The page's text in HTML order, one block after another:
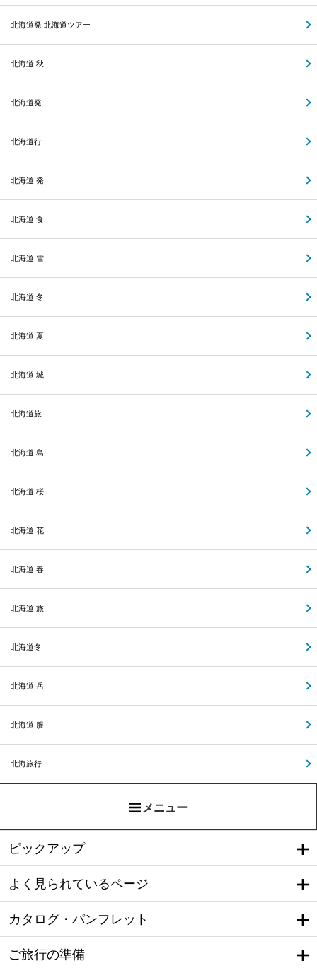
北海道発 北海道ツアー
北海道 秋
北海道発
北海道行
北海道 発
北海道 食
北海道 雪
北海道 冬
北海道 夏
北海道 城
北海道旅
北海道 島
北海道 桜
北海道 花
北海道 春
北海道 旅
北海道冬
北海道 岳
北海道 服
北海旅行
メニュー
ピックアップ
よく見られているページ
カタログ・パンフレット
ご旅行の準備